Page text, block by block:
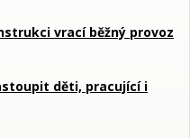
vrací běžný provoz
děti, pracující i